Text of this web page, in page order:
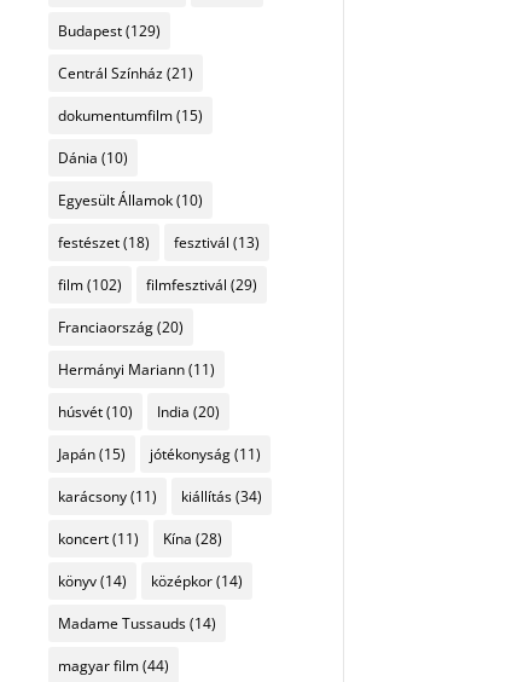
Budapest(129)
Centrál Színház(21)
dokumentumfilm(15)
Dánia (10)
Egyesült Államok(10)
festészet(18) fesztivál (13)
film(102) filmfesztivál (29)
Franciaország(20)
Hermányi Mariann(11)
húsvét(10) India (20)
Japán(15) jótékonyság(11)
karácsony(11) kiállítás(34)
koncert(11) Kína (28)
könyv(14) középkor(14)
Madame Tussauds(14)
magyar film(44)